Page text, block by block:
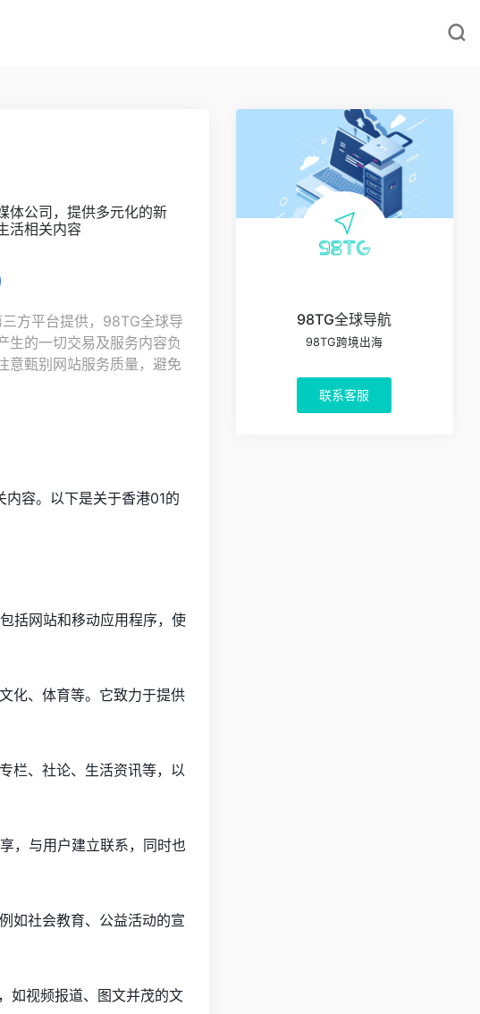
体公司，提供多元化的新
活相关内容
方平台提供，98TG全球导
生的一切交易及服务内容负
意甄别网站服务质量，避免
容。以下是关于香港01的
括网站和移动应用程序，使
化、体育等。它致力于提供
栏、社论、生活资讯等，以
，与用户建立联系，同时也
如社会教育、公益活动的宣
如视频报道、图文并茂的文
98TG全球导航
98TG跨境出海
联系客服